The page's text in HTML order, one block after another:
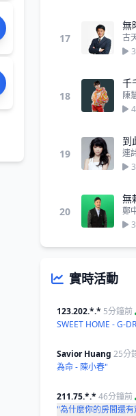
17
古
18
千
陳
19
到
連
20
無
鄭
實時活動
123.202.*.* 5分鐘前
SWEET HOME - G-
Savior Huang 25分
為命 - 陳小春"
211.75.*.* 46分鐘前
"為什麼你的房間還